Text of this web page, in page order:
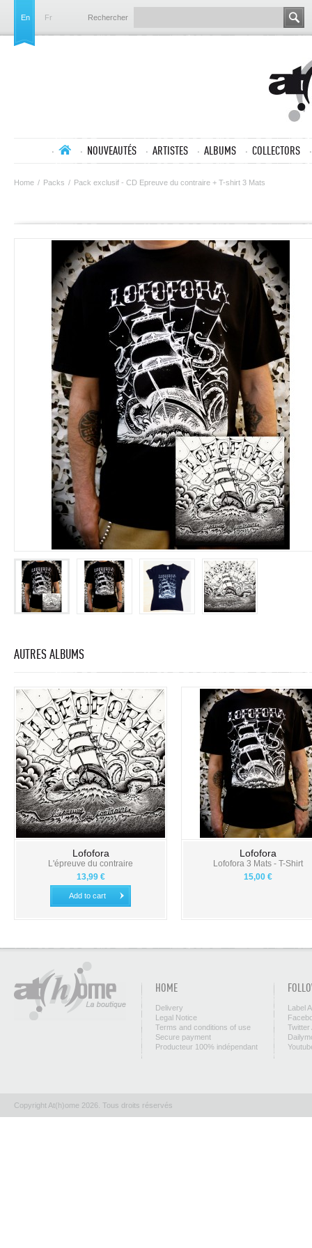
En Fr Rechercher
NOUVEAUTÉS ARTISTES ALBUMS COLLECTORS
Home / Packs / Pack exclusif - CD Epreuve du contraire + T-shirt 3 Mats
AUTRES ALBUMS
Lofofora
L'épreuve du contraire
13,99 €
Add to cart
Lofofora
Lofofora 3 Mats - T-Shirt
15,00 €
HOME
Delivery
Legal Notice
Terms and conditions of use
Secure payment
Producteur 100% indépendant
Label
Twitter
Copyright At(h)ome 2026. Tous droits réservés